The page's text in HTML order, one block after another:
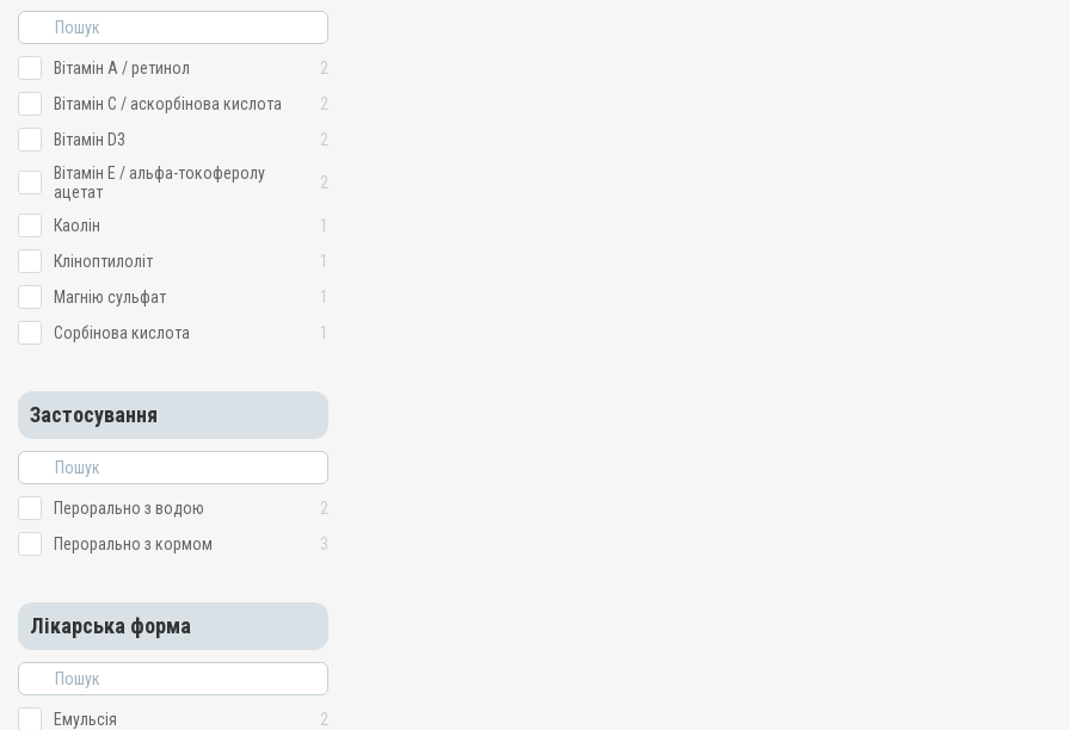
Вітамін A / ретинол
2
Вітамін C / аскорбінова кислота
2
Вітамін D3
2
Вітамін E / альфа-токоферолу
ацетат
2
Каолін
1
Кліноптилоліт
1
Магнію сульфат
1
Сорбінова кислота
1
Застосування
Перорально з водою
2
Перорально з кормом
3
Лікарська форма
Емульсія
2